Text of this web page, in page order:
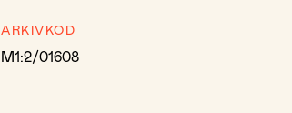
ARKIVKOD
M1:2/01608